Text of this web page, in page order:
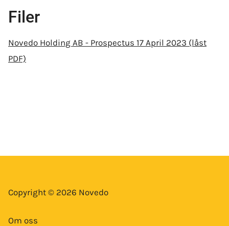
Filer
Novedo Holding AB - Prospectus 17 April 2023 (låst
PDF)
Copyright © 2026 Novedo
Om oss